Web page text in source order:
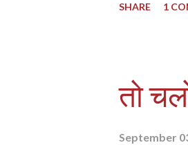
नेहरू जी ने
भविष्य हैं," और
आज का दिन
SHARE 1
तो
September